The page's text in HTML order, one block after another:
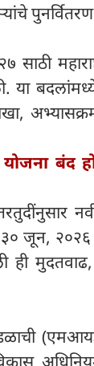
साठी
बंद
जून,
ही
विकास